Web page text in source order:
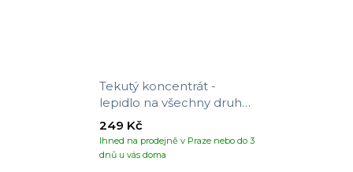
Tekutý koncentrát -
lepidlo na všechny druhy
tapet
Ihned na prodejně v Praze nebo do 3
dnů u vás doma
249 Kč